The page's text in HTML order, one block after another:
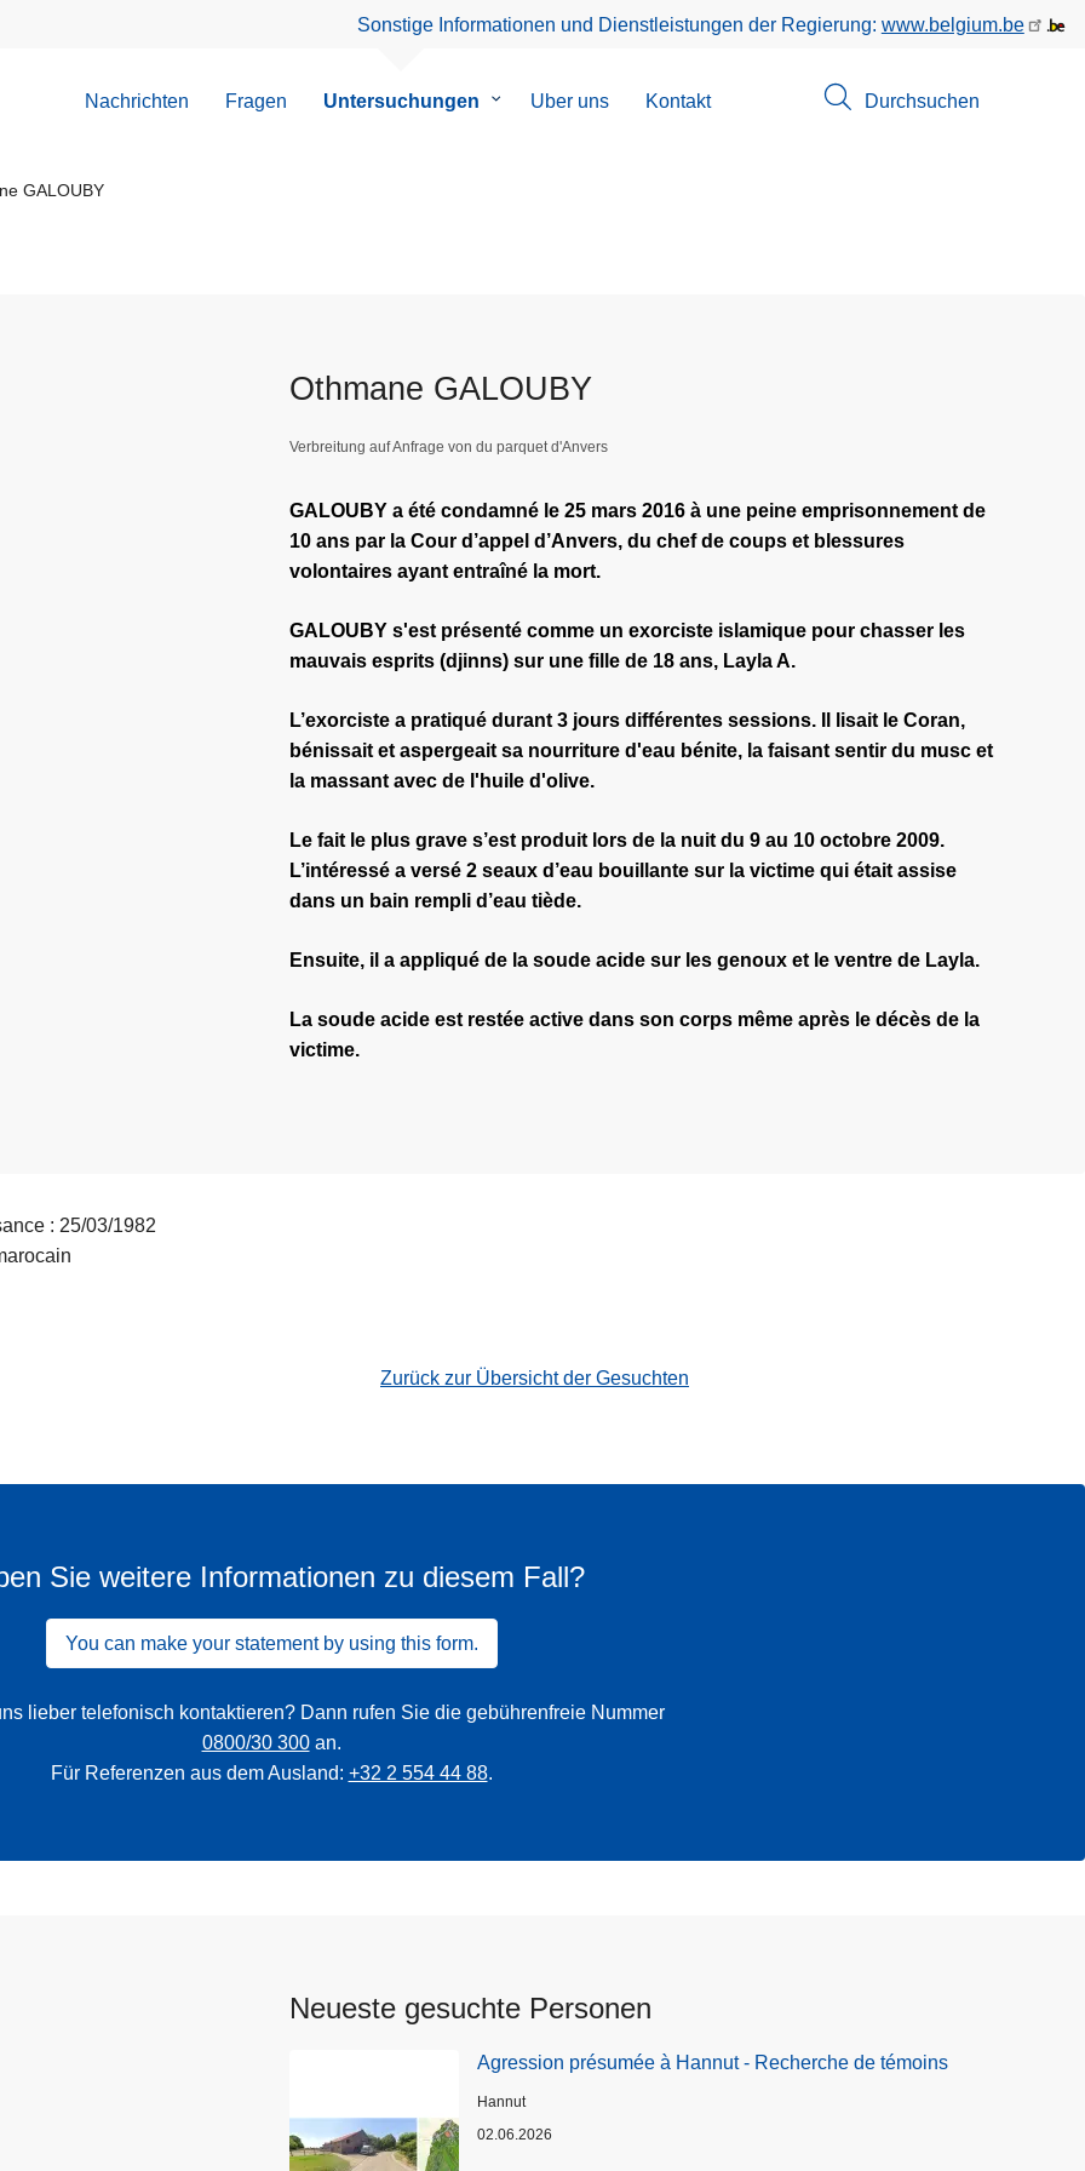
Sonstige Informationen und Dienstleistungen der Regierung: www.belgium.be
Nachrichten Fragen Untersuchungen
Untermenü
Uber uns Kontakt Durchsuchen
GALOUBY
Othmane GALOUBY
Verbreitung auf Anfrage von du parquet d'Anvers
GALOUBY a été condamné le 25 mars 2016 à une peine emprisonnement de
10 ans par la Cour d’appel d’Anvers, du chef de coups et blessures
volontaires ayant entraîné la mort.
GALOUBY s'est présenté comme un exorciste islamique pour chasser les
mauvais esprits (djinns) sur une fille de 18 ans, Layla A.
L’exorciste a pratiqué durant 3 jours différentes sessions. Il lisait le Coran,
bénissait et aspergeait sa nourriture d'eau bénite, la faisant sentir du musc et
la massant avec de l'huile d'olive.
Le fait le plus grave s’est produit lors de la nuit du 9 au 10 octobre 2009.
L’intéressé a versé 2 seaux d’eau bouillante sur la victime qui était assise
dans un bain rempli d’eau tiède.
Ensuite, il a appliqué de la soude acide sur les genoux et le ventre de Layla.
La soude acide est restée active dans son corps même après le décès de la
victime.
: 25/03/1982
Zurück zur Übersicht der Gesuchten
Sie weitere Informationen zu diesem Fall?
You can make your statement by using this form.
lieber telefonisch kontaktieren? Dann rufen Sie die gebührenfreie Nummer
0800/30 300an.
Für Referenzen aus dem Ausland: +32 2 554 44 88.
Neueste gesuchte Personen
Agression présumée à Hannut - Recherche de témoins
Standort
Hannut
02.06.2026